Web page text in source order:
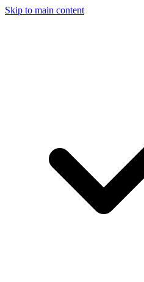
Skip to main content